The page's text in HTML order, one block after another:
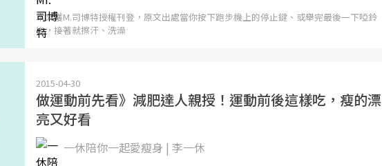
本文獲M.司博特授權刊登，原文出處當你按下跑步機上的停止鍵、或舉完最後一下啞鈴
後，接著就擦汗、洗澡
2015-04-30
做運動前先看》減肥達人親授！運動前後這樣吃，瘦的漂
亮又好看
一休陪你一起愛瘦身 | 李一休